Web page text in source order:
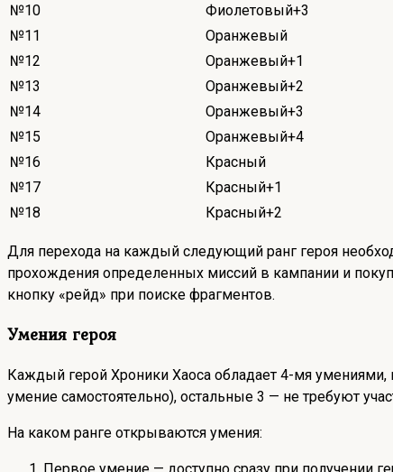
№10
Фиолетовый+3
№11
Оранжевый
№12
Оранжевый+1
№13
Оранжевый+2
№14
Оранжевый+3
№15
Оранжевый+4
№16
Красный
№17
Красный+1
№18
Красный+2
Для перехода на каждый следующий ранг героя
прохождения определенных миссий в кампании и
кнопку «рейд» при поиске фрагментов.
Умения героя
Каждый герой Хроники Хаоса обладает 4-мя
умение самостоятельно), остальные 3 — не требуют
На каком ранге открываются умения: